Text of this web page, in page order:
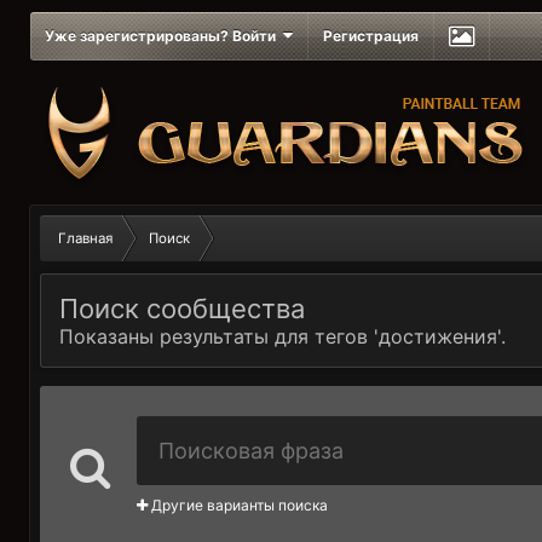
Уже зарегистрированы? Войти Регистрация
Главная Поиск
Поиск сообщества
Показаны результаты для тегов 'достижения'.
Другие варианты поиска